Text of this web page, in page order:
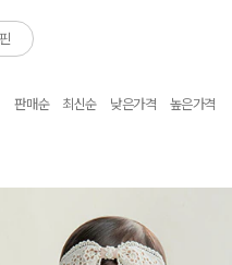
판매순 최신순 낮은가격 높은가격